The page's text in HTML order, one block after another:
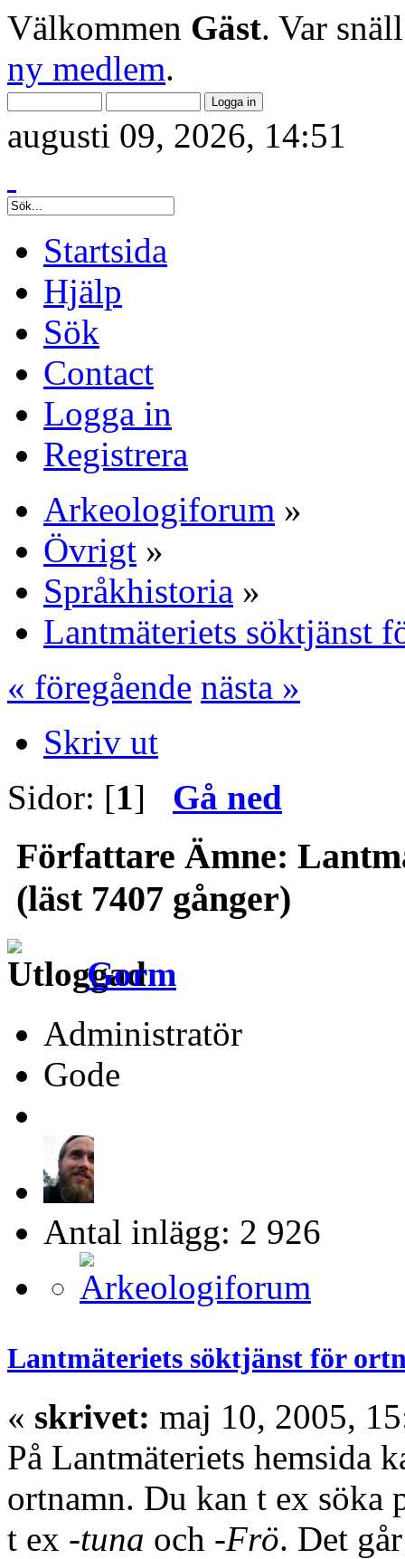
Välkommen Gäst. Var
ny medlem.
augusti 09, 2026, 14:51
Startsida
Hjälp
Sök
Contact
Logga in
Registrera
Arkeologiforum »
Övrigt »
Språkhistoria »
Lantmäteriets söktjänst
« föregående nästa »
Skriv ut
Sidor: [1] Gå ned
Författare Ämne:
(läst 7407 gånger)
Gorm
Administratör
Gode
Antal inlägg: 2 926
Lantmäteriets söktjänst för
« skrivet: maj 10, 2005,
På Lantmäteriets hemsida
ortnamn. Du kan t ex söka
t ex -tuna och -Frö. Det